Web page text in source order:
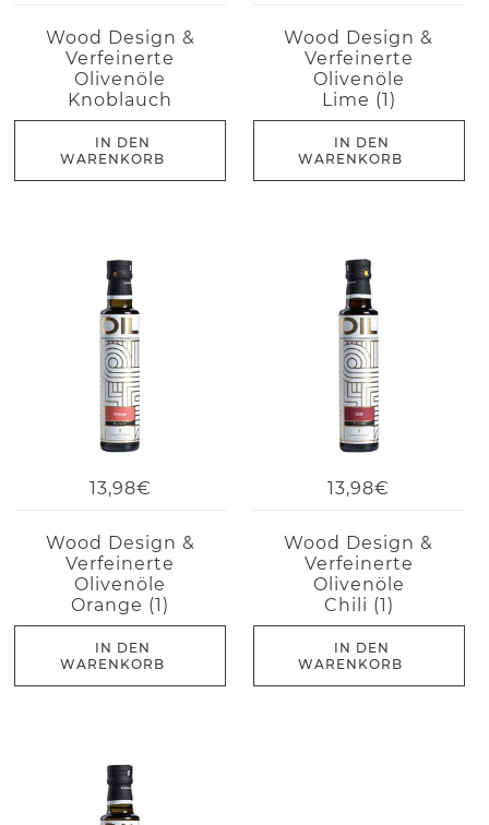
Wood Design &
Verfeinerte
Olivenöle
Knoblauch
IN DEN
WARENKORB
Wood Design &
Verfeinerte
Olivenöle
Lime (1)
IN DEN
WARENKORB
13,98€
Wood Design &
Verfeinerte
Olivenöle
Orange (1)
IN DEN
WARENKORB
13,98€
Wood Design &
Verfeinerte
Olivenöle
Chili (1)
IN DEN
WARENKORB